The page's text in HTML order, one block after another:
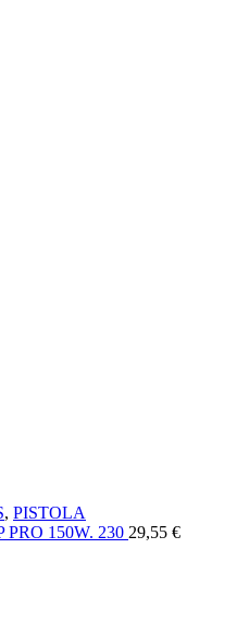
, PISTOLA
PRO 150W. 230 29,55 €